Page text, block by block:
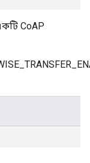
CoAP